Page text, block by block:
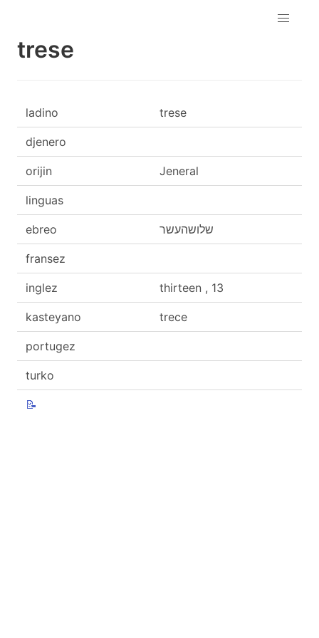
trese
ladino trese
djenero
orijin Jeneral
linguas
ebreo שלושהעשר
fransez
inglez thirteen , 13
kasteyano trece
portugez
turko
📝